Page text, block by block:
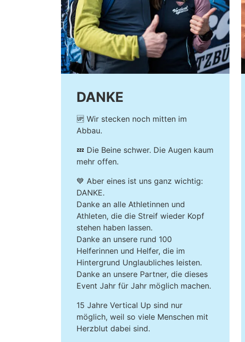
DANKE
🆙 Wir stecken noch mitten im
Abbau.
💤 Die Beine schwer. Die Augen kaum
mehr offen.
💙 Aber eines ist uns ganz wichtig:
DANKE.
Danke an alle Athletinnen und
Athleten, die die Streif wieder Kopf
stehen haben lassen.
Danke an unsere rund 100
Helferinnen und Helfer, die im
Hintergrund Unglaubliches leisten.
Danke an unsere Partner, die dieses
Event Jahr für Jahr möglich machen.
15 Jahre Vertical Up sind nur
möglich, weil so viele Menschen mit
Herzblut dabei sind.